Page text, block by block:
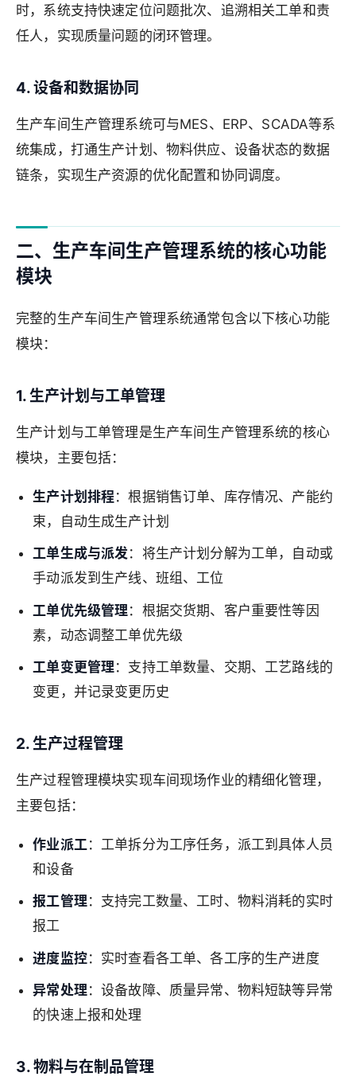
时，系统支持快速定位问题批次、追溯相关工单和责
任人，实现质量问题的闭环管理。
4. 设备和数据协同
生产车间生产管理系统可与MES、ERP、SCADA等系
统集成，打通生产计划、物料供应、设备状态的数据
链条，实现生产资源的优化配置和协同调度。
二、生产车间生产管理系统的核心功能
模块
完整的生产车间生产管理系统通常包含以下核心功能
模块：
1. 生产计划与工单管理
生产计划与工单管理是生产车间生产管理系统的核心
模块，主要包括：
生产计划排程 ：根据销售订单、库存情况、产能约
束，自动生成生产计划
工单生成与派发：将生产计划分解为工单，自动或
手动派发到生产线、班组、工位
工单优先级管理 ：根据交货期、客户重要性等因
素，动态调整工单优先级
工单变更管理 ：支持工单数量、交期、工艺路线的
变更，并记录变更历史
2. 生产过程管理
生产过程管理模块实现车间现场作业的精细化管理，
主要包括：
作业派工：工单拆分为工序任务，派工到具体人员
和设备
报工管理：支持完工数量、工时、物料消耗的实时
报工
进度监控：实时查看各工单、各工序的生产进度
异常处理：设备故障、质量异常、物料短缺等异常
的快速上报和处理
3. 物料与在制品管理